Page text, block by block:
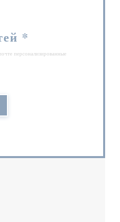
*
персонализированные
В НОВОМ ОКНЕ))